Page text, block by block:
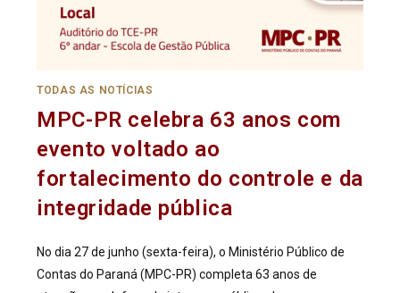
TODAS AS NOTÍCIAS
MPC-PR celebra 63 anos com
evento voltado ao
fortalecimento do controle e da
integridade pública
No dia 27 de junho (sexta-feira), o Ministério Público de
Contas do Paraná (MPC-PR) completa 63 anos de